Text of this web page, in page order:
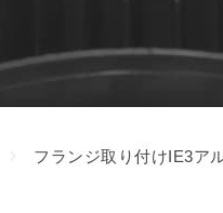
フランジ取り付けIE3ア